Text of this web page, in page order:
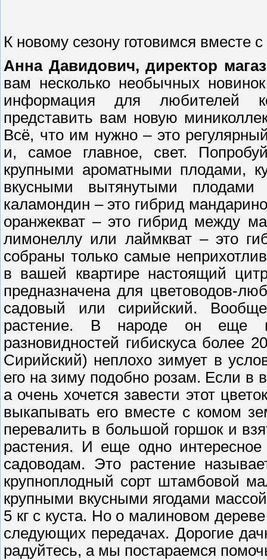
К новому сезону готовимся
Анна Давидович, директор
вам несколько необычных
информация для любителей
представить вам новую
Всё, что им нужно – это
и, самое главное, свет.
крупными ароматными плодами,
вкусными вытянутыми
каламондин – это гибрид
оранжекват – это гибрид между
лимонеллу или лаймкват – это
собраны только самые
в вашей квартире настоящий
предназначена для цветоводов-
садовый или сирийский.
растение. В народе он еще
разновидностей гибискуса более
Сирийский) неплохо зимует в
его на зиму подобно розам. Если
а очень хочется завести этот
выкапывать его вместе с комом
перевалить в большой горшок и
растения. И еще одно
садоводам. Это растение
крупноплодный сорт штамбовой
крупными вкусными ягодами
5 кг с куста. Но о малиновом
следующих передачах. Дорогие
радуйтесь, а мы постараемся